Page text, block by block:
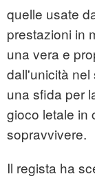
quelle usate
prestazioni in
una vera e
dall'unicità nel
una sfida per
gioco letale in
sopravvivere.
Il regista ha